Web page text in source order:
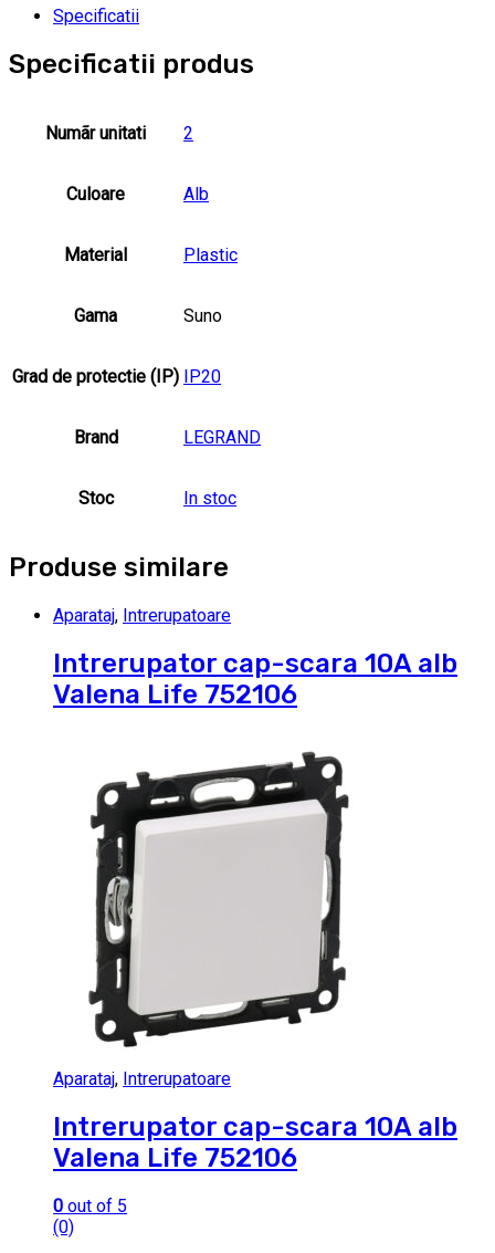
Specificatii
Specificatii produs
Numãr unitati 2
Culoare Alb
Material Plastic
Gama Suno
Grad de protectie (IP) IP20
Brand LEGRAND
Stoc In stoc
Produse similare
Aparataj, Intrerupatoare
Intrerupator cap-scara 10A alb
Valena Life 752106
Aparataj, Intrerupatoare
Intrerupator cap-scara 10A alb
Valena Life 752106
0 out of 5
(0)